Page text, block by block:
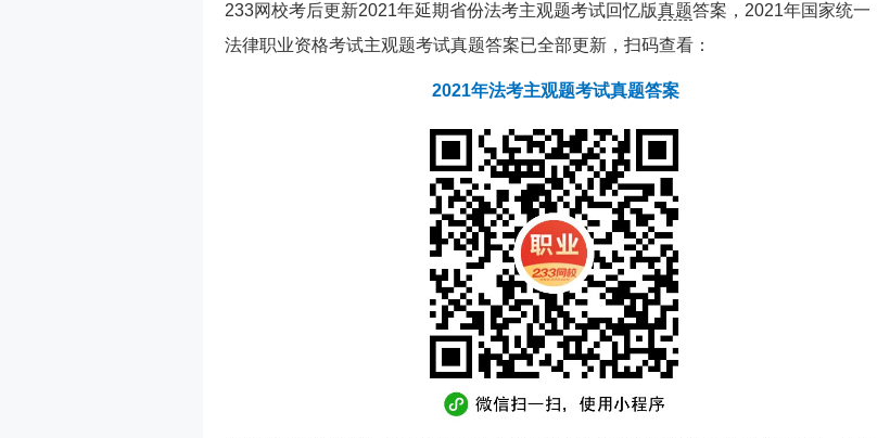
233网校考后更新2021年延期省份法考主观题考试回忆版真题答案，2021年国家统一
法律职业资格考试主观题考试真题答案已全部更新，扫码查看：
2021年法考主观题考试真题答案